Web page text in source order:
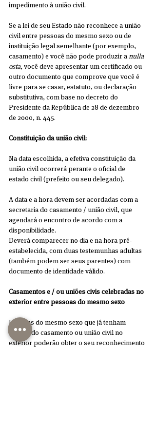
impedimento à união civil.
Se a lei de seu Estado não reconhece a união
civil entre pessoas do mesmo sexo ou de
instituição legal semelhante (por exemplo,
casamento) e você não pode produzir a nulla
osta, você deve apresentar um certificado ou
outro documento que comprove que você é
livre para se casar, estatuto, ou declaração
substitutiva, com base no decreto do
Presidente da República de 28 de dezembro
de 2000, n. 445.
Constituição da união civil:
Na data escolhida, a efetiva constituição da
união civil ocorrerá perante o oficial de
estado civil (prefeito ou seu delegado).
A data e a hora devem ser acordadas com a
secretaria do casamento / união civil, que
agendará o encontro de acordo com a
disponibilidade.
Deverá comparecer no dia e na hora pré-
estabelecida, com duas testemunhas adultas
(também podem ser seus parentes) com
documento de identidade válido.
Casamentos e / ou uniões civis celebradas no
exterior entre pessoas do mesmo sexo
Pessoas do mesmo sexo que já tenham
celebrado casamento ou união civil no
exterior poderão obter o seu reconhecimento